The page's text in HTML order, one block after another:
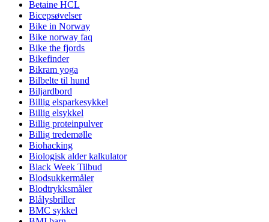
Betaine HCL
Bicepsøvelser
Bike in Norway
Bike norway faq
Bike the fjords
Bikefinder
Bikram yoga
Bilbelte til hund
Biljardbord
Billig elsparkesykkel
Billig elsykkel
Billig proteinpulver
Billig tredemølle
Biohacking
Biologisk alder kalkulator
Black Week Tilbud
Blodsukkermåler
Blodtrykksmåler
Blålysbriller
BMC sykkel